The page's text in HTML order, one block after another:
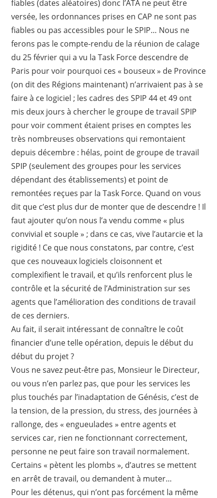
fiables (dates aléatoires) donc l’ATA ne peut être
versée, les ordonnances prises en CAP ne sont pas
fiables ou pas accessibles pour le SPIP… Nous ne
ferons pas le compte-rendu de la réunion de calage
du 25 février qui a vu la Task Force descendre de
Paris pour voir pourquoi ces « bouseux » de Province
(on dit des Régions maintenant) n’arrivaient pas à se
faire à ce logiciel ; les cadres des SPIP 44 et 49 ont
mis deux jours à chercher le groupe de travail SPIP
pour voir comment étaient prises en comptes les
très nombreuses observations qui remontaient
depuis décembre : hélas, point de groupe de travail
SPIP (seulement des groupes pour les services
dépendant des établissements) et point de
remontées reçues par la Task Force. Quand on vous
dit que c’est plus dur de monter que de descendre ! Il
faut ajouter qu’on nous l’a vendu comme « plus
convivial et souple » ; dans ce cas, vive l’autarcie et la
rigidité ! Ce que nous constatons, par contre, c’est
que ces nouveaux logiciels cloisonnent et
complexifient le travail, et qu’ils renforcent plus le
contrôle et la sécurité de l’Administration sur ses
agents que l’amélioration des conditions de travail
de ces derniers.
Au fait, il serait intéressant de connaître le coût
financier d’une telle opération, depuis le début du
début du projet ?
Vous ne savez peut-être pas, Monsieur le Directeur,
ou vous n’en parlez pas, que pour les services les
plus touchés par l’inadaptation de Génésis, c’est de
la tension, de la pression, du stress, des journées à
rallonge, des « engueulades » entre agents et
services car, rien ne fonctionnant correctement,
personne ne peut faire son travail normalement.
Certains « pètent les plombs », d’autres se mettent
en arrêt de travail, ou demandent à muter…
Pour les détenus, qui n’ont pas forcément la même